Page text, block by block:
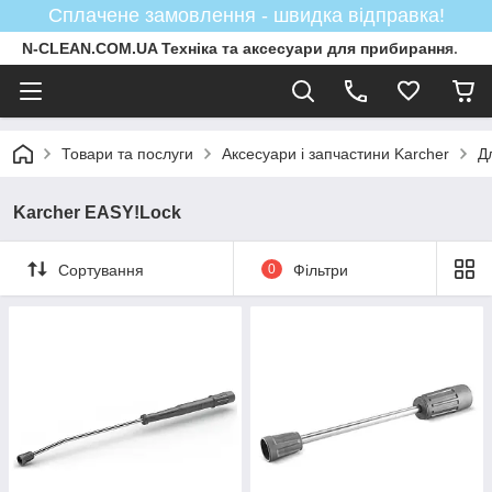
Сплачене замовлення - швидка відправка!
N-CLEAN.COM.UA Техніка та аксесуари для прибирання.
Товари та послуги Аксесуари і запчастини Karcher
Karcher EASY!Lock
Сортування 0 Фільтри